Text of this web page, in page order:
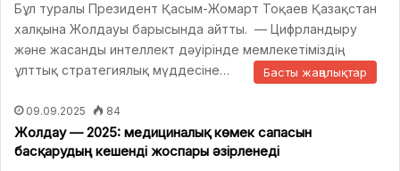
Бұл туралы Президент Қасым-Жомарт Тоқаев Қазақстан
халқына Жолдауы барысында айтты. — Цифрландыру
және жасанды интеллект дәуірінде мемлекетіміздің
ұлттық стратегиялық мүддесіне…
Басты жаңалықтар
09.09.2025 84
Жолдау — 2025: медициналық көмек сапасын
басқарудың кешенді жоспары әзірленеді